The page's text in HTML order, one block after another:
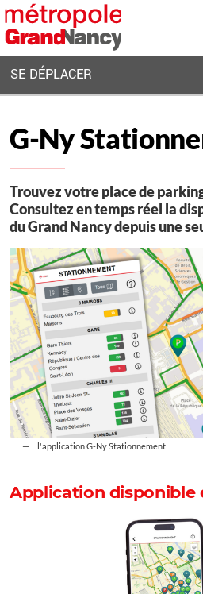
Gestion de vos préférences sur les
SE DÉPLACER
G-Ny
Trouvez votre place de
Consultez en temps réel la
du Grand Nancy depuis une
l'application G-Ny Stationnement
Application disponible